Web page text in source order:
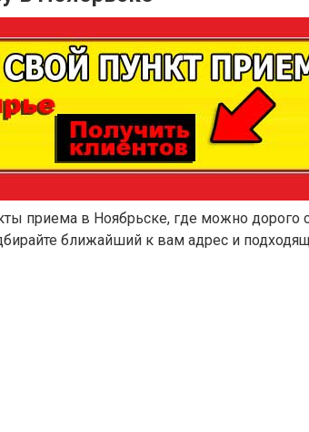
приема в Ноябрьске, где можно дорого
ближайший к вам адрес и